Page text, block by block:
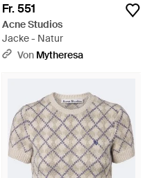
Fr. 551
Acne Studios
Jacke - Natur
Von Mytheresa